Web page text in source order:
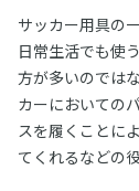
サッカー用具の
日常生活でも使
方が多いのでは
カーにおいての
スを履くことに
てくれるなどの